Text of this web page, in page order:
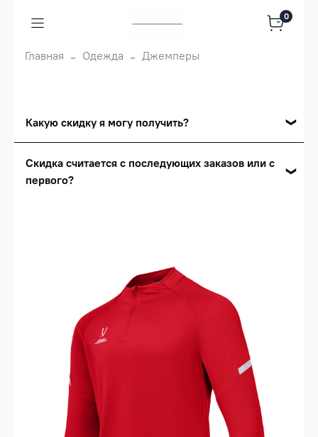
0
Главная Одежда Джемперы
Какую скидку я могу получить?
Сумма скидки зависит от стоимости вашего
сумма всех заказов за 6 месяцев -
30.000 рублей.
(33%)- сумма всех заказов за 6 месяцев
(36%)
- сумма всех заказов за 6 месяцев
(38%) - сумма всех заказов за 6 месяцев -
Скидка считается с последующих заказов или с
первого?